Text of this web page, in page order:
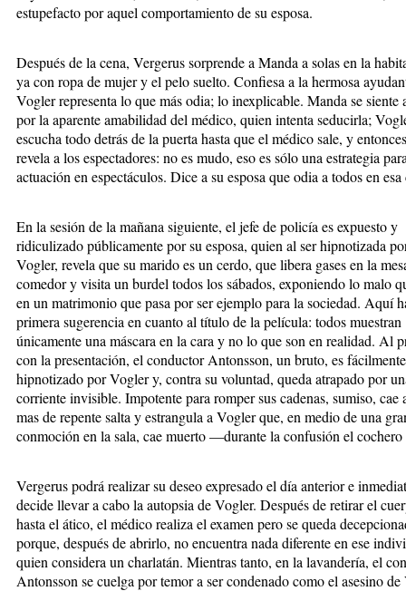
estupefacto por aquel comportamiento de su esposa.
Después de la cena, Vergerus sorprende a Manda a solas en la
ya con ropa de mujer y el pelo suelto. Confiesa a la hermosa
Vogler representa lo que más odia; lo inexplicable. Manda se siente
por la aparente amabilidad del médico, quien intenta seducirla;
escucha todo detrás de la puerta hasta que el médico sale, y
revela a los espectadores: no es mudo, eso es sólo una estrategia
actuación en espectáculos. Dice a su esposa que odia a todos en esa
En la sesión de la mañana siguiente, el jefe de policía es expuesto y
ridiculizado públicamente por su esposa, quien al ser hipnotizada
Vogler, revela que su marido es un cerdo, que libera gases en la
comedor y visita un burdel todos los sábados, exponiendo lo malo
en un matrimonio que pasa por ser ejemplo para la sociedad. Aquí
primera sugerencia en cuanto al título de la película: todos muestran
únicamente una máscara en la cara y no lo que son en realidad. Al
con la presentación, el conductor Antonsson, un bruto, es fácilmente
hipnotizado por Vogler y, contra su voluntad, queda atrapado por
corriente invisible. Impotente para romper sus cadenas, sumiso, cae
mas de repente salta y estrangula a Vogler que, en medio de una
conmoción en la sala, cae muerto —durante la confusión el cochero
Vergerus podrá realizar su deseo expresado el día anterior e
decide llevar a cabo la autopsia de Vogler. Después de retirar el
hasta el ático, el médico realiza el examen pero se queda
porque, después de abrirlo, no encuentra nada diferente en ese
quien considera un charlatán. Mientras tanto, en la lavandería, el
Antonsson se cuelga por temor a ser condenado como el asesino